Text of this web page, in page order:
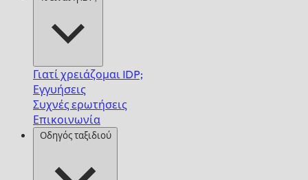
Γιατί χρειάζομαι IDP;
Εγγυήσεις
Συχνές ερωτήσεις
Επικοινωνία
Οδηγός ταξιδιού